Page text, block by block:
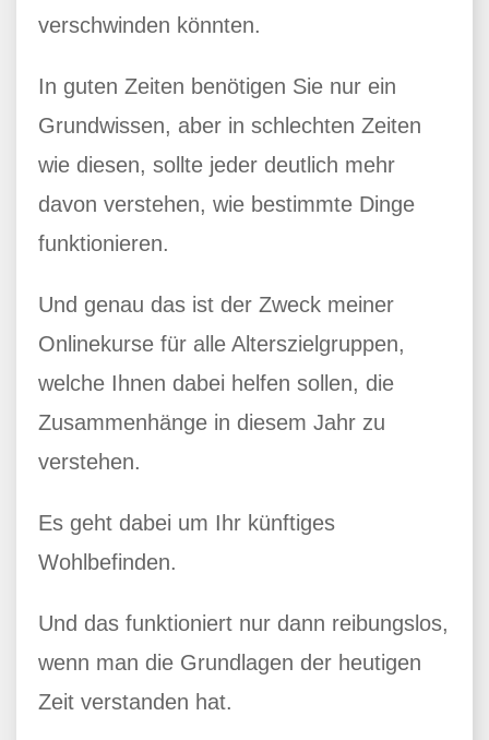
verschwinden könnten.
In guten Zeiten benötigen Sie nur ein
Grundwissen, aber in schlechten Zeiten
wie diesen, sollte jeder deutlich mehr
davon verstehen, wie bestimmte Dinge
funktionieren.
Und genau das ist der Zweck meiner
Onlinekurse für alle Alterszielgruppen,
welche Ihnen dabei helfen sollen, die
Zusammenhänge in diesem Jahr zu
verstehen.
Es geht dabei um Ihr künftiges
Wohlbefinden.
Und das funktioniert nur dann reibungslos,
wenn man die Grundlagen der heutigen
Zeit verstanden hat.